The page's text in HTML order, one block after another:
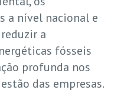
a nível nacional e
a
fósseis
profunda nos
das empresas.